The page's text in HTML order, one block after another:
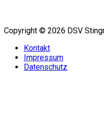
Copyright © 2026 DSV
Kontakt
Impressum
Datenschutz